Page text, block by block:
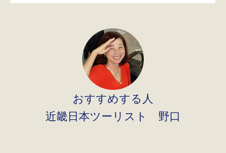
おすすめする人
近畿日本ツーリスト 野口